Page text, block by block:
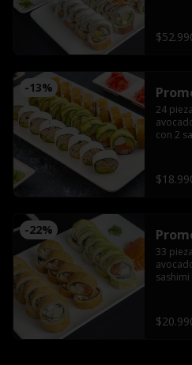
de
wasabi
-13%
24
con 2
-22%
33